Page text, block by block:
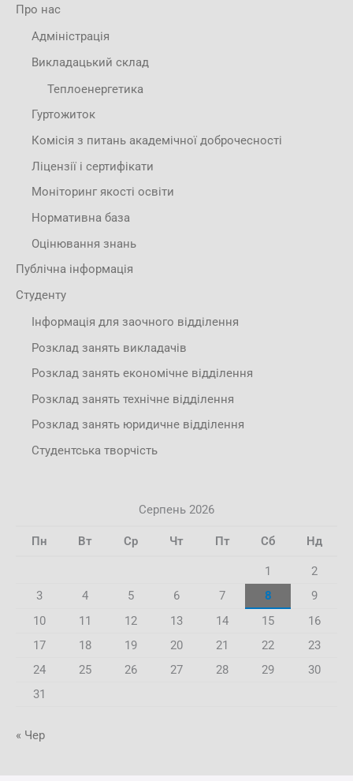
Про нас
Адміністрація
Викладацький склад
Теплоенергетика
Гуртожиток
Комісія з питань академічної доброчесності
Ліцензії і сертифікати
Моніторинг якості освіти
Нормативна база
Оцінювання знань
Публічна інформація
Студенту
Інформація для заочного відділення
Розклад занять викладачів
Розклад занять економічне відділення
Розклад занять технічне відділення
Розклад занять юридичне відділення
Студентська творчість
Серпень 2026
Пн Вт Ср Чт Пт Сб Нд
1
2
3
4 5 6 7 8
9
10
11 12 13 14 15
16
17
18 19 20 21 22
23
24
25 26 27 28 29
30
31
« Чер